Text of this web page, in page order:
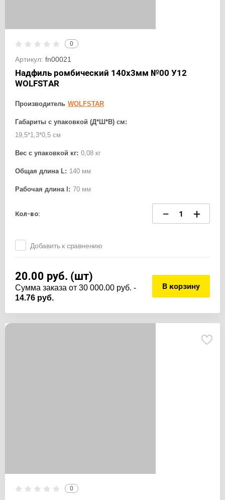
0
Артикул: fn00021
Надфиль ромбический 140х3мм №00 У12
WOLFSTAR
Производитель WOLFSTAR
Габариты с упаковкой (Д*Ш*В) см:
19,5*1,3*0,5 см
Вес с упаковкой кг: 0,08 кг
Общая длина L: 140 мм
Рабочая длина l: 70 мм
Кол-во: − +
Добавить к сравнению
20.00 руб. (шт)
Cумма заказа от 30 000.00 руб. -
14.76 руб.
В корзину
0